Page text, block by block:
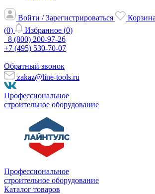
Войти / Зарегистрироваться
(0) Избранное (0)
8 (800) 200-97-26
+7 (495) 530-70-07
Обратный звонок
zakaz@line-tools.ru
Профессиональное
строительное оборудование
Профессиональное
строительное оборудование
Каталог товаров